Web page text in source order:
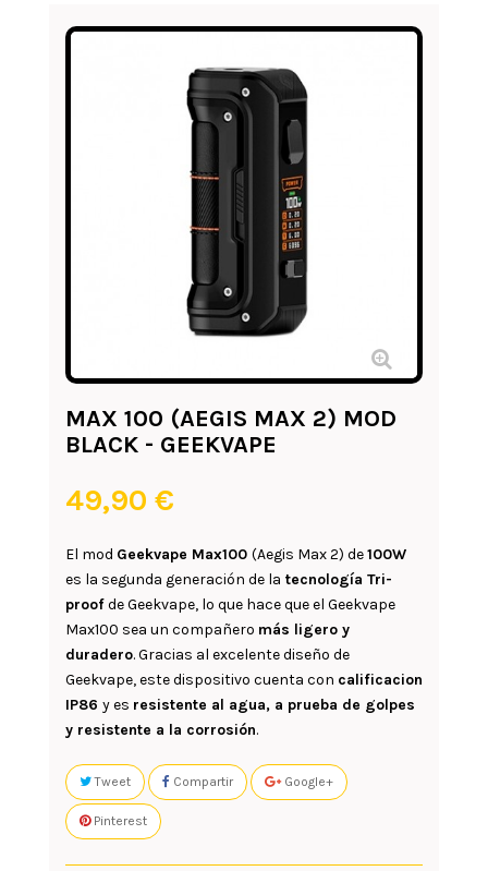
MAX 100 (AEGIS MAX 2) MOD
BLACK - GEEKVAPE
49,90 €
El mod Geekvape Max100 (Aegis Max 2) de100W
es la segunda generación de la tecnología Tri-
proofde Geekvape, lo que hace que el Geekvape
Max100 sea un compañero más ligero y
duradero. Gracias al excelente diseño de
Geekvape, este dispositivo cuenta con calificacion
IP86 y es resistente al agua, a prueba de golpes
y resistente a la corrosión.
Tweet Compartir Google+
Pinterest